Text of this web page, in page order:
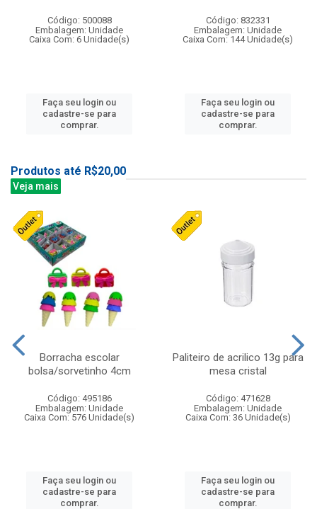
Código: 500088
Embalagem: Unidade
Caixa Com: 6 Unidade(s)
Faça seu login ou
cadastre-se para
comprar.
Código: 832331
Embalagem: Unidade
Caixa Com: 144 Unidade(s)
Faça seu login ou
cadastre-se para
comprar.
Produtos até R$20,00
Veja mais
Borracha escolar
bolsa/sorvetinho 4cm
Código: 495186
Embalagem: Unidade
Caixa Com: 576 Unidade(s)
Faça seu login ou
cadastre-se para
comprar.
Paliteiro de acrilico 13g para
mesa cristal
Código: 471628
Embalagem: Unidade
Caixa Com: 36 Unidade(s)
Faça seu login ou
cadastre-se para
comprar.